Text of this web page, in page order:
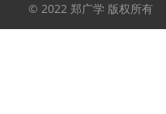
© 2022 郑广学 版权所有